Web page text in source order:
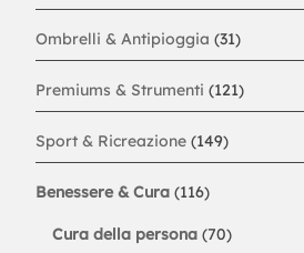
Ombrelli & Antipioggia (31)
Premiums & Strumenti (121)
Sport & Ricreazione (149)
Benessere & Cura (116)
Cura della persona (70)